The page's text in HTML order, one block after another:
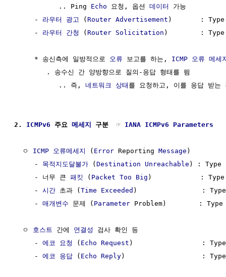
           .. Ping
Echo 요청, 옵션 데이터
가능
     -
라우터 광고 (Router Advertisement )       : Type
     -
라우터 간청 (Router Solicitation )        : Type
     * 송신측에 일방적으로
오류 보고를 하는, ICMP 오류 메세
        . 송수신 간 양방향으로 질의-응답 형태를 띔
           .. 즉,
네트워크 상태 를 요청하고, 이를 응답 받는
2. ICMPv6 주요 메세지 구분  ☞ IANA ICMPv6 Parameters
  ㅇ
ICMP 오류메세지 ( Error Reporting Message )
     -
목적지도달불가 (Destination Unreachable ) : Type
     - 너무 큰
패킷 ( Packet Too Big )            : Type
     -
시간 초과 (Time Exceeded )                : Type
     -
매개변수 문제 ( Parameter Problem)        : Type
  ㅇ
호스트 간에 연결성
검사 확인 등
     -
에코 요청 ( Echo Request )                 : Type
     -
에코 응답 ( Echo Reply)                   : Type